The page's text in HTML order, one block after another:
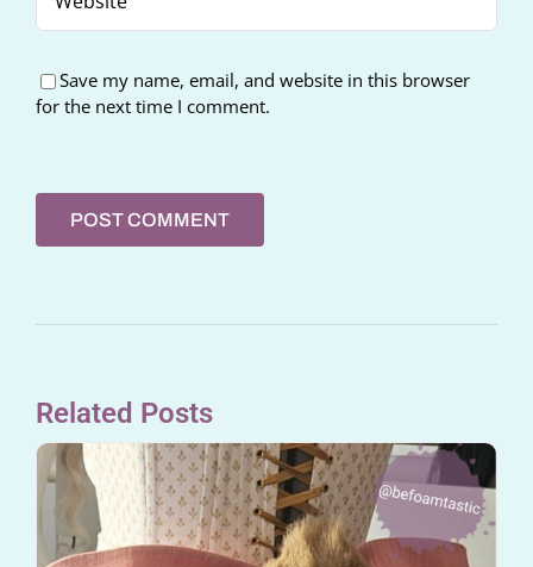
Save my name, email, and website in this browser
for the next time I comment.
Related Posts